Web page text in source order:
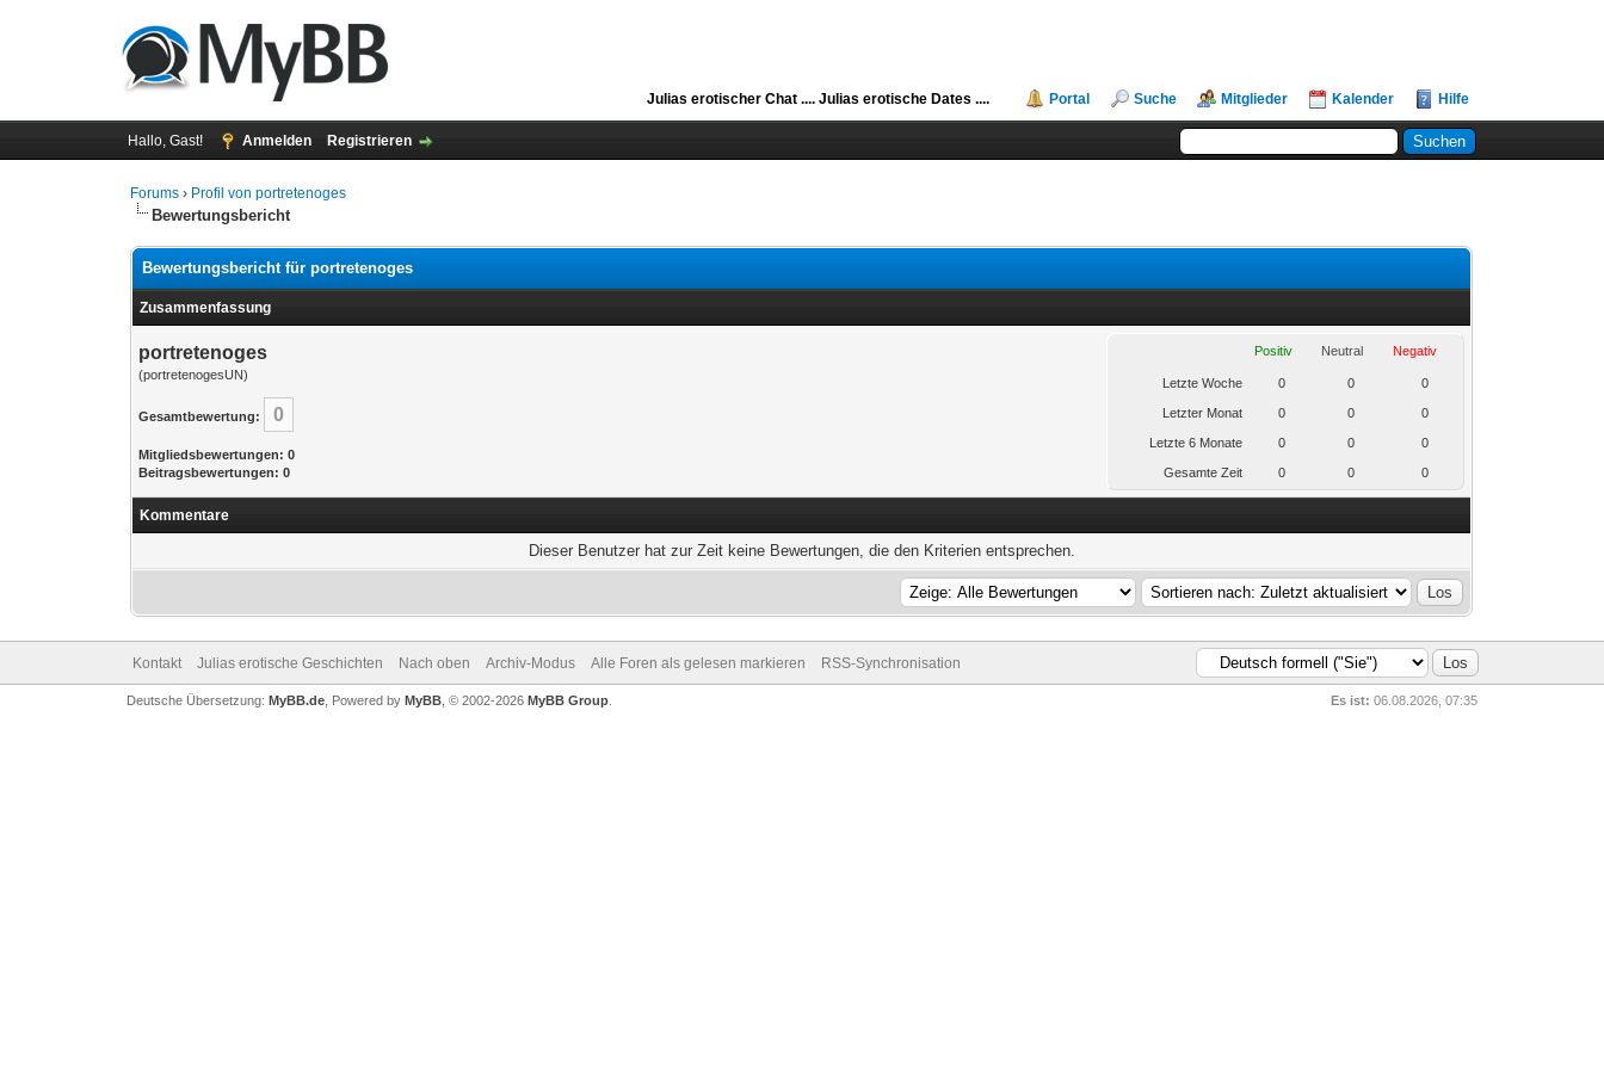
Julias erotischer Chat ....Julias erotische Dates .... Portal Suche Mitglieder Kalender Hilfe
Hallo, Gast! Anmelden Registrieren
Forums › Profil von portretenoges
Bewertungsbericht
Bewertungsbericht für portretenoges
Zusammenfassung
portretenoges
(portretenogesUN)
Gesamtbewertung: 0
Mitgliedsbewertungen: 0
Beitragsbewertungen: 0
Positiv Neutral Negativ
Letzte Woche 0 0 0
Letzter Monat 0 0 0
Letzte 6 Monate 0 0 0
Gesamte Zeit 0 0 0
Kommentare
Dieser Benutzer hat zur Zeit keine Bewertungen, die den Kriterien entsprechen.
Kontakt Julias erotische Geschichten Nach oben Archiv-Modus Alle Foren als gelesen markieren RSS-Synchronisation
Es ist: 06.08.2026, 07:35
Deutsche Übersetzung: MyBB.de, Powered by MyBB, © 2002-2026 MyBB Group.